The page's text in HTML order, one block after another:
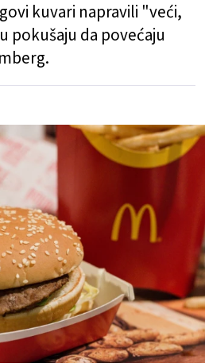
kuvari napravili "veći,
pokušaju da povećaju